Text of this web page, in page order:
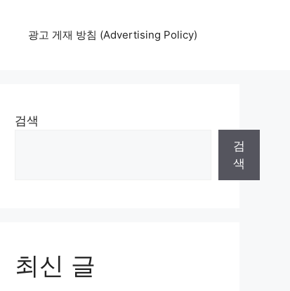
광고 게재 방침 (Advertising Policy)
검색
검
색
최신 글